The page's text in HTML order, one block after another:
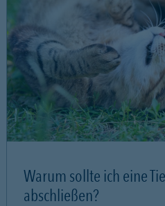
Warum sollte ich eine
abschließen?